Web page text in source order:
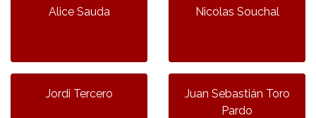
Alice Sauda Nicolas Souchal
Jordi Tercero
Juan Sebastián Toro
Pardo